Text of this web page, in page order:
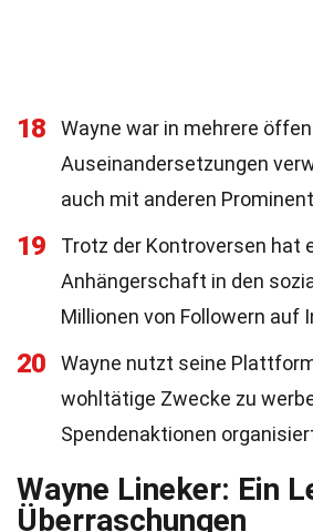
18
Wayne war in mehrere
Auseinandersetzungen
auch mit anderen
19
Trotz der Kontroversen hat
Anhängerschaft in den
Millionen von Followern auf
20
Wayne nutzt seine
wohltätige Zwecke zu
Spendenaktionen
Wayne Lineker: Ein
Überraschungen